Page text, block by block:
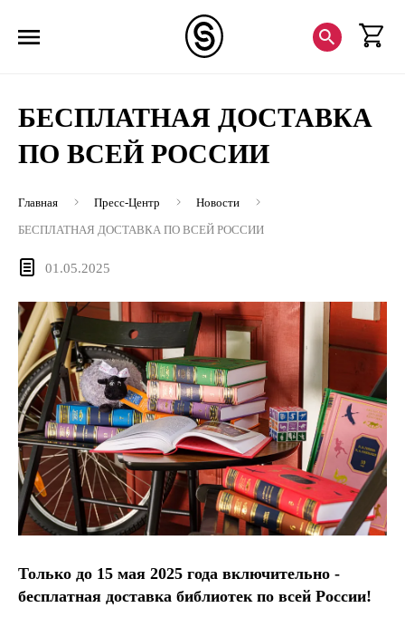
БЕСПЛАТНАЯ ДОСТАВКА
ПО ВСЕЙ РОССИИ
Главная Пресс-Центр
Новости
БЕСПЛАТНАЯ ДОСТАВКА ПО ВСЕЙ РОССИИ
01.05.2025
Только до 15 мая 2025 года включительно -
бесплатная доставка библиотек по всей России!